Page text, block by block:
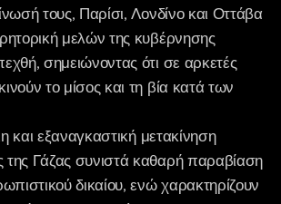
τους, Παρίσι, Λονδίνο και Οττάβα
μελών της κυβέρνησης
σημειώνοντας ότι σε αρκετές
το μίσος και τη βία κατά των
και εξαναγκαστική μετακίνηση
Γάζας συνιστά καθαρή παραβίαση
δικαίου, ενώ χαρακτηρίζουν